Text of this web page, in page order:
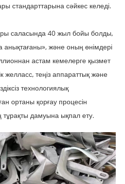
стандарттарына сәйкес келеді.
саласында 40 жыл бойы болды,
анықтағаны», және оның өнімдері
астам кемелерге қызмет
желласс, теңіз аппараттық және
технологиялық
ортаны қорғау процесін
тұрақты дамуына ықпал ету.